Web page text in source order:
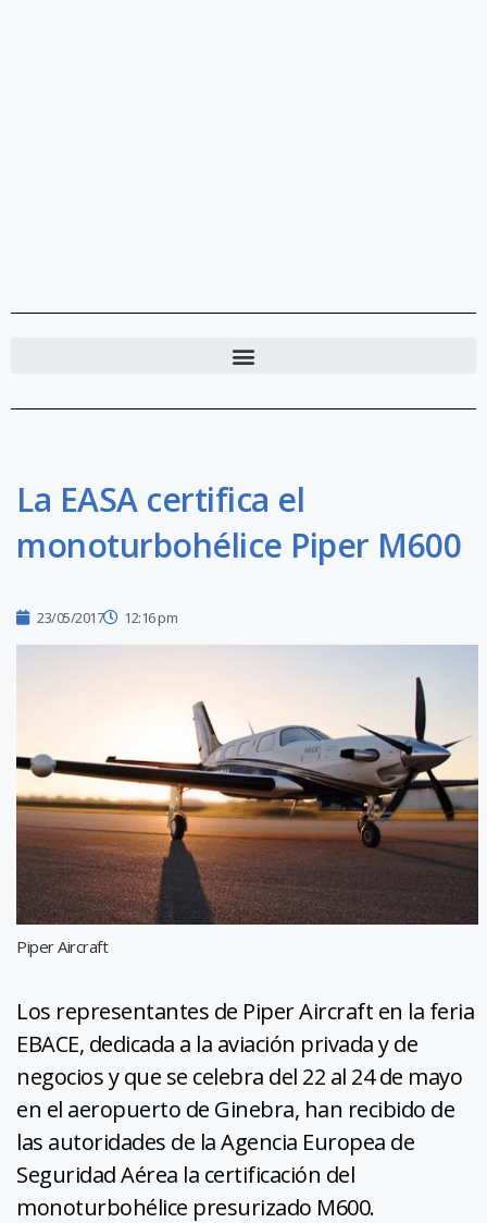
La EASA certifica el
monoturbohélice Piper M600
23/05/2017 12:16 pm
Piper Aircraft
Los representantes de Piper Aircraft en la feria
EBACE, dedicada a la aviación privada y de
negocios y que se celebra del 22 al 24 de mayo
en el aeropuerto de Ginebra, han recibido de
las autoridades de la Agencia Europea de
Seguridad Aérea la certificación del
monoturbohélice presurizado M600.